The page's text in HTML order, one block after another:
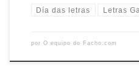
Día das letras Letras
por O equipo do Facho.com